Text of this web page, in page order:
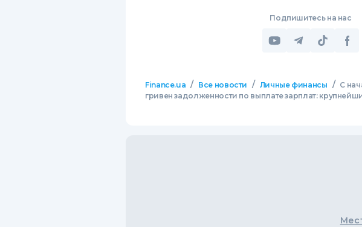
Подпишитесь на нас
Finance.ua / Все новости / Личные финансы / С
гривен задолженности по выплате зарплат: